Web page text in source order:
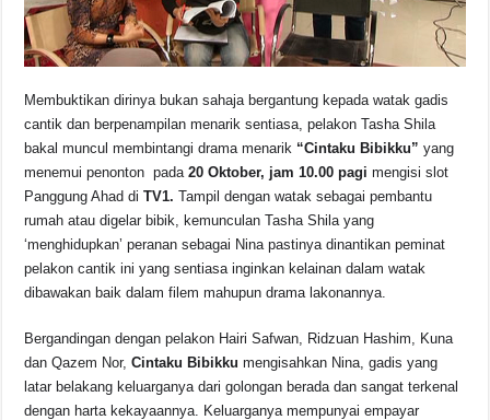
k
Membuktikan dirinya bukan sahaja bergantung kepada watak gadis
cantik dan berpenampilan menarik sentiasa, pelakon Tasha Shila
bakal muncul membintangi drama menarik “Cintaku Bibikku” yang
menemui penonton pada20 Oktober, jam 10.00 pagi mengisi slot
Panggung Ahad diTV1.Tampil dengan watak sebagai pembantu
rumah atau digelar bibik, kemunculan Tasha Shila yang
‘menghidupkan’ peranan sebagai Nina pastinya dinantikan peminat
pelakon cantik ini yang sentiasa inginkan kelainan dalam watak
dibawakan baik dalam filem mahupun drama lakonannya.
Bergandingan dengan pelakon Hairi Safwan, Ridzuan Hashim, Kuna
dan Qazem Nor,Cintaku Bibikku mengisahkan Nina, gadis yang
latar belakang keluarganya dari golongan berada dan sangat terkenal
dengan harta kekayaannya. Keluarganya mempunyai empayar